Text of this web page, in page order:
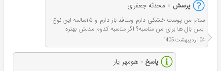
پرسش محدثه جعفری
سلام من پوست خشکی دارم ومنافذ باز دارم و ۱۵سالمه این نوع
ایس بال ها برای من مناسبه؟ اگر مناسبه کدوم مدلش بهتره
04 اردیبهشت 1405
پاسخ هومهر یار